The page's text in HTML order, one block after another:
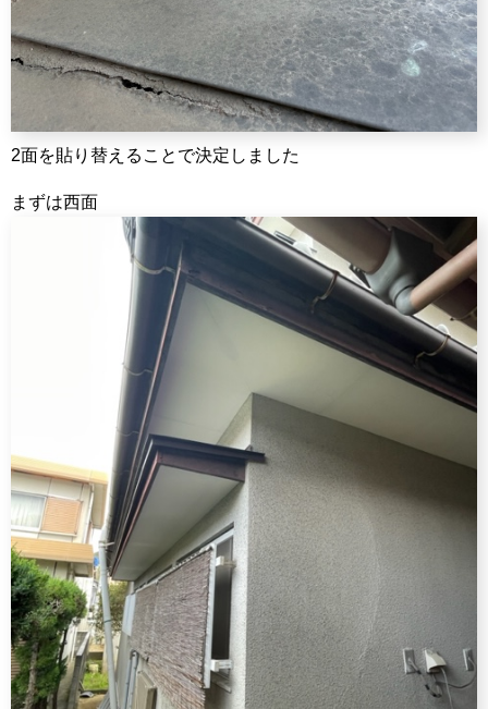
2面を貼り替えることで決定しました
まずは西面